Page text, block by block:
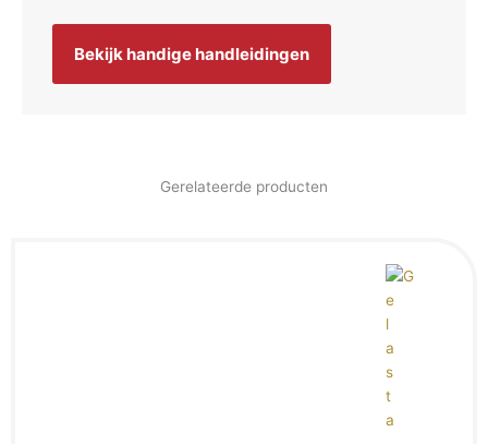
Bekijk handige handleidingen
Gerelateerde producten